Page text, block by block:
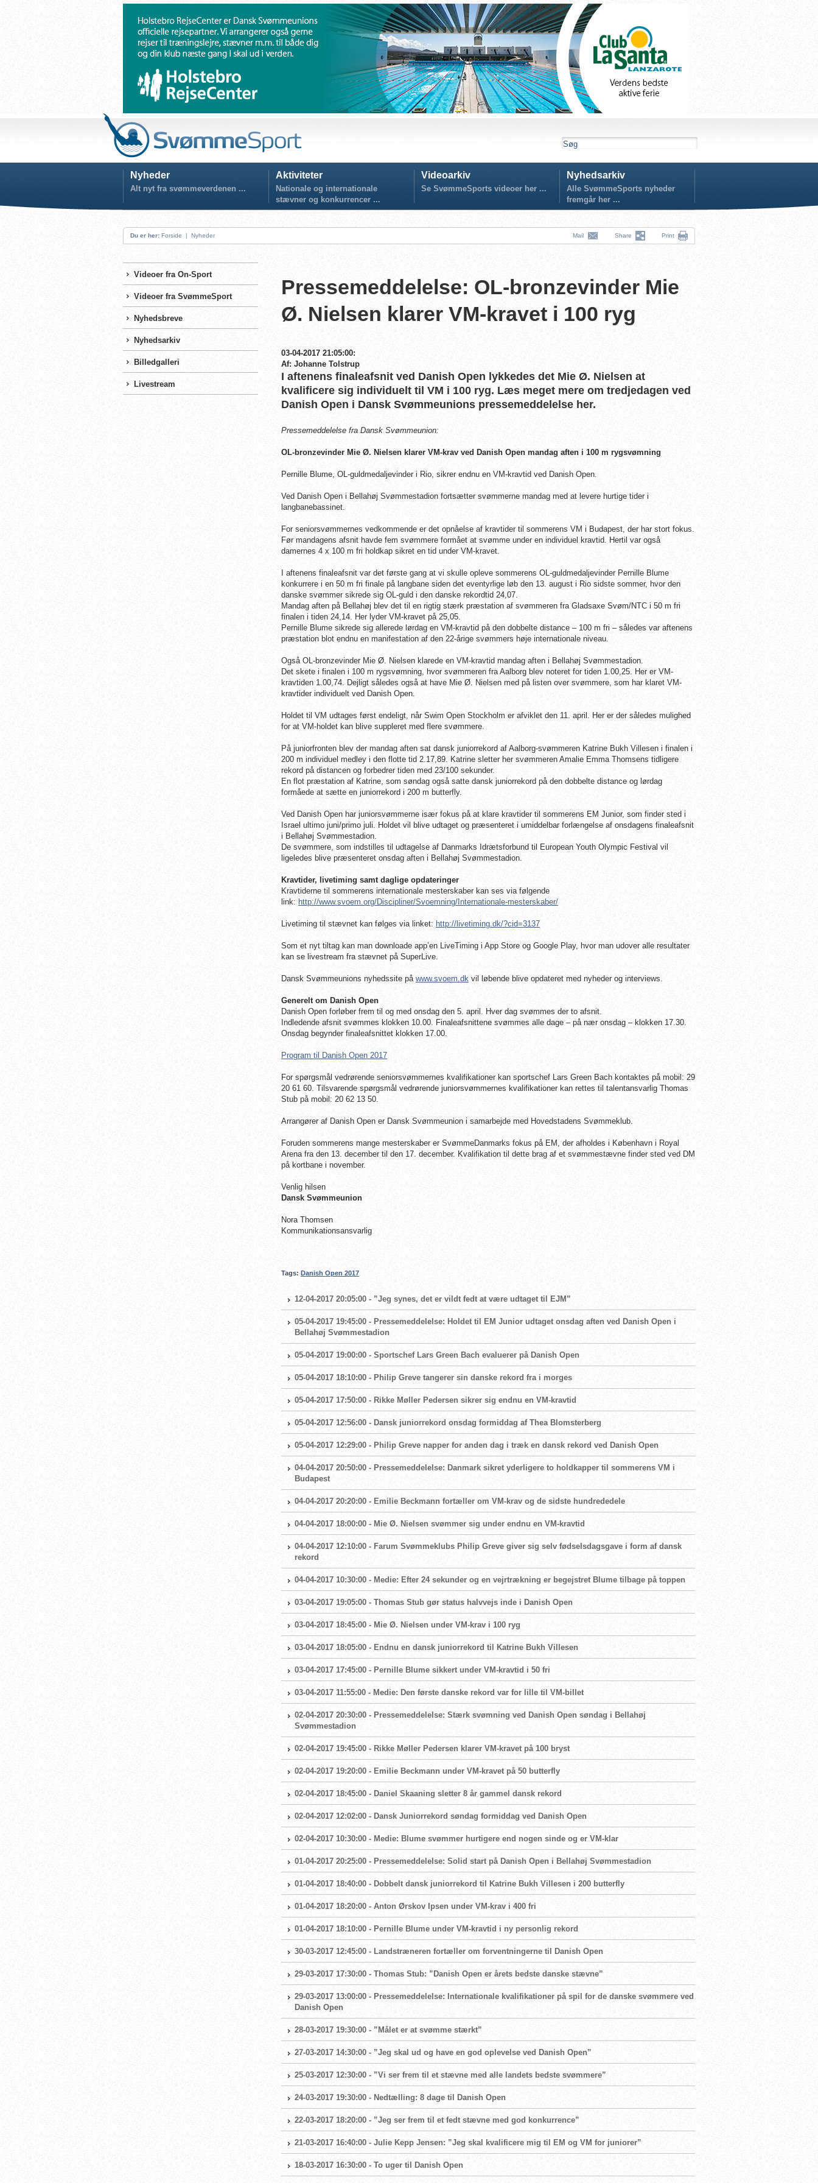
Nyheder
Alt nyt fra svømmeverdenen ...
Aktiviteter
Nationale og internationale
stævner og konkurrencer ...
Videoarkiv
Se SvømmeSports videoer her ...
Nyhedsarkiv
Alle SvømmeSports nyheder
fremgår her ...
Du er her: Forside | Nyheder Mail Share Print
Videoer fra On-Sport
Videoer fra SvømmeSport
Nyhedsbreve
Nyhedsarkiv
Billedgalleri
Livestream
Pressemeddelelse: OL-bronzevinder Mie
Ø. Nielsen klarer VM-kravet i 100 ryg
03-04-2017 21:05:00:
Af: Johanne Tolstrup
I aftenens finaleafsnit ved Danish Open lykkedes det Mie Ø. Nielsen at
kvalificere sig individuelt til VM i 100 ryg. Læs meget mere om tredjedagen ved
Danish Open i Dansk Svømmeunions pressemeddelelse her.
Pressemeddelelse fra Dansk Svømmeunion:
OL-bronzevinder Mie Ø. Nielsen klarer VM-krav ved Danish Open mandag aften i 100 m rygsvømning
Pernille Blume, OL-guldmedaljevinder i Rio, sikrer endnu en VM-kravtid ved Danish Open.
Ved Danish Open i Bellahøj Svømmestadion fortsætter svømmerne mandag med at levere hurtige tider i
langbanebassinet.
For seniorsvømmernes vedkommende er det opnåelse af kravtider til sommerens VM i Budapest, der har stort fokus.
Før mandagens afsnit havde fem svømmere formået at svømme under en individuel kravtid. Hertil var også
damernes 4 x 100 m fri holdkap sikret en tid under VM-kravet.
I aftenens finaleafsnit var det første gang at vi skulle opleve sommerens OL-guldmedaljevinder Pernille Blume
konkurrere i en 50 m fri finale på langbane siden det eventyrlige løb den 13. august i Rio sidste sommer, hvor den
danske svømmer sikrede sig OL-guld i den danske rekordtid 24,07.
Mandag aften på Bellahøj blev det til en rigtig stærk præstation af svømmeren fra Gladsaxe Svøm/NTC i 50 m fri
finalen i tiden 24,14. Her lyder VM-kravet på 25,05.
Pernille Blume sikrede sig allerede lørdag en VM-kravtid på den dobbelte distance – 100 m fri – således var aftenens
præstation blot endnu en manifestation af den 22-årige svømmers høje internationale niveau.
Også OL-bronzevinder Mie Ø. Nielsen klarede en VM-kravtid mandag aften i Bellahøj Svømmestadion.
Det skete i finalen i 100 m rygsvømning, hvor svømmeren fra Aalborg blev noteret for tiden 1.00,25. Her er VM-
kravtiden 1.00,74. Dejligt således også at have Mie Ø. Nielsen med på listen over svømmere, som har klaret VM-
kravtider individuelt ved Danish Open.
Holdet til VM udtages først endeligt, når Swim Open Stockholm er afviklet den 11. april. Her er der således mulighed
for at VM-holdet kan blive suppleret med flere svømmere.
På juniorfronten blev der mandag aften sat dansk juniorrekord af Aalborg-svømmeren Katrine Bukh Villesen i finalen i
200 m individuel medley i den flotte tid 2.17,89. Katrine sletter her svømmeren Amalie Emma Thomsens tidligere
rekord på distancen og forbedrer tiden med 23/100 sekunder.
En flot præstation af Katrine, som søndag også satte dansk juniorrekord på den dobbelte distance og lørdag
formåede at sætte en juniorrekord i 200 m butterfly.
Ved Danish Open har juniorsvømmerne især fokus på at klare kravtider til sommerens EM Junior, som finder sted i
Israel ultimo juni/primo juli. Holdet vil blive udtaget og præsenteret i umiddelbar forlængelse af onsdagens finaleafsnit
i Bellahøj Svømmestadion.
De svømmere, som indstilles til udtagelse af Danmarks Idrætsforbund til European Youth Olympic Festival vil
ligeledes blive præsenteret onsdag aften i Bellahøj Svømmestadion.
Kravtider, livetiming samt daglige opdateringer
Kravtiderne til sommerens internationale mesterskaber kan ses via følgende
link: http://www.svoem.org/Discipliner/Svoemning/Internationale-mesterskaber/
Livetiming til stævnet kan følges via linket: http://livetiming.dk/?cid=3137
Som et nyt tiltag kan man downloade app’en LiveTiming i App Store og Google Play, hvor man udover alle resultater
kan se livestream fra stævnet på SuperLive.
Dansk Svømmeunions nyhedssite på www.svoem.dk vil løbende blive opdateret med nyheder og interviews.
Generelt om Danish Open
Danish Open forløber frem til og med onsdag den 5. april. Hver dag svømmes der to afsnit.
Indledende afsnit svømmes klokken 10.00. Finaleafsnittene svømmes alle dage – på nær onsdag – klokken 17.30.
Onsdag begynder finaleafsnittet klokken 17.00.
Program til Danish Open 2017
For spørgsmål vedrørende seniorsvømmernes kvalifikationer kan sportschef Lars Green Bach kontaktes på mobil: 29
20 61 60. Tilsvarende spørgsmål vedrørende juniorsvømmernes kvalifikationer kan rettes til talentansvarlig Thomas
Stub på mobil: 20 62 13 50.
Arrangører af Danish Open er Dansk Svømmeunion i samarbejde med Hovedstadens Svømmeklub.
Foruden sommerens mange mesterskaber er SvømmeDanmarks fokus på EM, der afholdes i København i Royal
Arena fra den 13. december til den 17. december. Kvalifikation til dette brag af et svømmestævne finder sted ved DM
på kortbane i november.
Venlig hilsen
Dansk Svømmeunion
Nora Thomsen
Kommunikationsansvarlig
Tags: Danish Open 2017
12-04-2017 20:05:00 - ”Jeg synes, det er vildt fedt at være udtaget til EJM”
05-04-2017 19:45:00 - Pressemeddelelse: Holdet til EM Junior udtaget onsdag aften ved Danish Open i
Bellahøj Svømmestadion
05-04-2017 19:00:00 - Sportschef Lars Green Bach evaluerer på Danish Open
05-04-2017 18:10:00 - Philip Greve tangerer sin danske rekord fra i morges
05-04-2017 17:50:00 - Rikke Møller Pedersen sikrer sig endnu en VM-kravtid
05-04-2017 12:56:00 - Dansk juniorrekord onsdag formiddag af Thea Blomsterberg
05-04-2017 12:29:00 - Philip Greve napper for anden dag i træk en dansk rekord ved Danish Open
04-04-2017 20:50:00 - Pressemeddelelse: Danmark sikret yderligere to holdkapper til sommerens VM i
Budapest
04-04-2017 20:20:00 - Emilie Beckmann fortæller om VM-krav og de sidste hundrededele
04-04-2017 18:00:00 - Mie Ø. Nielsen svømmer sig under endnu en VM-kravtid
04-04-2017 12:10:00 - Farum Svømmeklubs Philip Greve giver sig selv fødselsdagsgave i form af dansk
rekord
04-04-2017 10:30:00 - Medie: Efter 24 sekunder og en vejrtrækning er begejstret Blume tilbage på toppen
03-04-2017 19:05:00 - Thomas Stub gør status halvvejs inde i Danish Open
03-04-2017 18:45:00 - Mie Ø. Nielsen under VM-krav i 100 ryg
03-04-2017 18:05:00 - Endnu en dansk juniorrekord til Katrine Bukh Villesen
03-04-2017 17:45:00 - Pernille Blume sikkert under VM-kravtid i 50 fri
03-04-2017 11:55:00 - Medie: Den første danske rekord var for lille til VM-billet
02-04-2017 20:30:00 - Pressemeddelelse: Stærk svømning ved Danish Open søndag i Bellahøj
Svømmestadion
02-04-2017 19:45:00 - Rikke Møller Pedersen klarer VM-kravet på 100 bryst
02-04-2017 19:20:00 - Emilie Beckmann under VM-kravet på 50 butterfly
02-04-2017 18:45:00 - Daniel Skaaning sletter 8 år gammel dansk rekord
02-04-2017 12:02:00 - Dansk Juniorrekord søndag formiddag ved Danish Open
02-04-2017 10:30:00 - Medie: Blume svømmer hurtigere end nogen sinde og er VM-klar
01-04-2017 20:25:00 - Pressemeddelelse: Solid start på Danish Open i Bellahøj Svømmestadion
01-04-2017 18:40:00 - Dobbelt dansk juniorrekord til Katrine Bukh Villesen i 200 butterfly
01-04-2017 18:20:00 - Anton Ørskov Ipsen under VM-krav i 400 fri
01-04-2017 18:10:00 - Pernille Blume under VM-kravtid i ny personlig rekord
30-03-2017 12:45:00 - Landstræneren fortæller om forventningerne til Danish Open
29-03-2017 17:30:00 - Thomas Stub: ”Danish Open er årets bedste danske stævne”
29-03-2017 13:00:00 - Pressemeddelelse: Internationale kvalifikationer på spil for de danske svømmere ved
Danish Open
28-03-2017 19:30:00 - ”Målet er at svømme stærkt”
27-03-2017 14:30:00 - ”Jeg skal ud og have en god oplevelse ved Danish Open”
25-03-2017 12:30:00 - ”Vi ser frem til et stævne med alle landets bedste svømmere”
24-03-2017 19:30:00 - Nedtælling: 8 dage til Danish Open
22-03-2017 18:20:00 - ”Jeg ser frem til et fedt stævne med god konkurrence”
21-03-2017 16:40:00 - Julie Kepp Jensen: ”Jeg skal kvalificere mig til EM og VM for juniorer”
18-03-2017 16:30:00 - To uger til Danish Open